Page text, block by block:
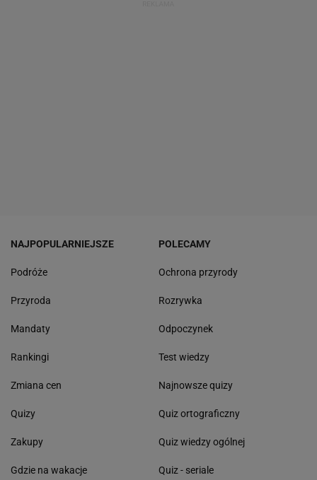
NAJPOPULARNIEJSZE
Podróże
Przyroda
Mandaty
Rankingi
Zmiana cen
Quizy
Zakupy
Gdzie na wakacje
POLECAMY
Ochrona przyrody
Rozrywka
Odpoczynek
Test wiedzy
Najnowsze quizy
Quiz ortograficzny
Quiz wiedzy ogólnej
Quiz - seriale